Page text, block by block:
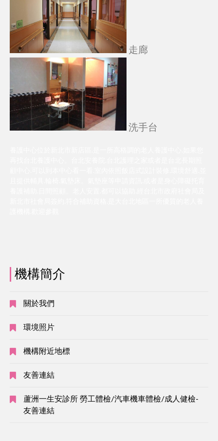
走廊
洗手台
機構簡介
關於我們
環境照片
機構附近地標
友善連結
蘆洲一生安診所 勞工體檢/汽車機車體檢/成人健檢-
友善連結